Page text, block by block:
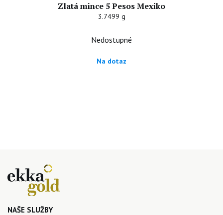
Zlatá mince 5 Pesos Mexiko
3.7499 g
Nedostupné
Na dotaz
NAŠE SLUŽBY